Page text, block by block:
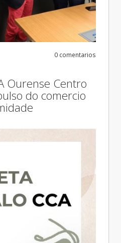
0 comentarios
Ourense Centro
do comercio